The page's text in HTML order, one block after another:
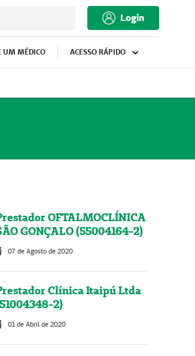
Login
UM MÉDICO ACESSO RÁPIDO
OFTALMOCLÍNICA
GONÇALO (55004164-2)
07 de Agosto de 2020
Clínica Itaipú Ltda
2)
01 de Abril de 2020